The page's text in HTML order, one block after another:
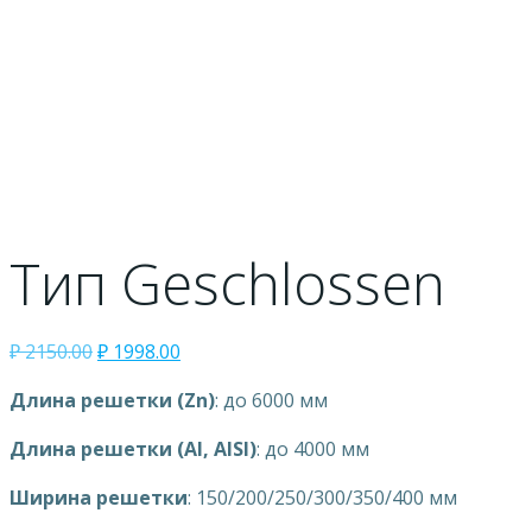
Тип Geschlossen
₽2150.00₽ 1998.00
Длина решетки (Zn): до 6000 мм
Длина решетки (Al, AISI): до 4000 мм
Ширина решетки: 150/200/250/300/350/400 мм